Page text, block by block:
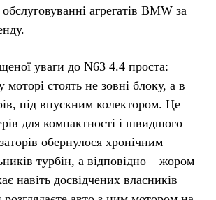
агрегатів BMW за
уваги до N63 4.4 проста:
моторі стоять не зовні блоку, а в
під впускним колектором. Це
для компактності і швидшого
обернулося хронічним
турбін, а відповідно – жором
навіть досвідчених власників